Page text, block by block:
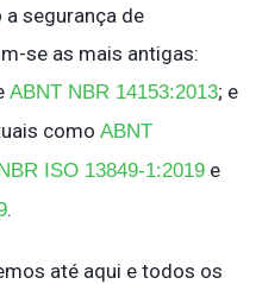
segurança de
se as mais antigas:
ABNT NBR 14153:2013; e
como ABNT
ISO 13849-1:2019 e
.
até aqui e todos os